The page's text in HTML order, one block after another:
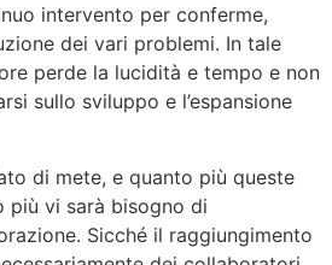
intervento per conferme,
dei vari problemi. In tale
perde la lucidità e tempo e non
sullo sviluppo e l’espansione
di mete, e quanto più queste
più vi sarà bisogno di
Sicché il raggiungimento